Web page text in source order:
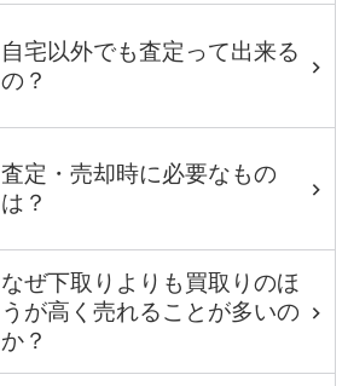
自宅以外でも査定って出来る
の？
査定・売却時に必要なもの
は？
なぜ下取りよりも買取りのほ
うが高く売れることが多いの
か？